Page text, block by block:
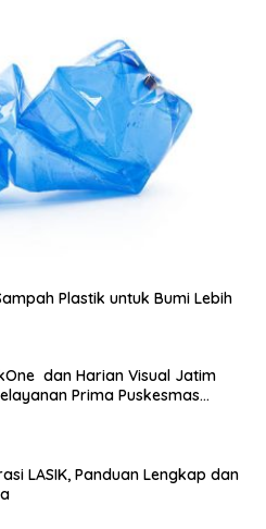
Plastik untuk Bumi Lebih
dan Harian Visual Jatim
Prima Puskesmas
LASIK, Panduan Lengkap dan